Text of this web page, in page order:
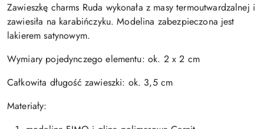
Zawieszkę charms Ruda wykonała z masy termoutwardzalnej i
zawiesiła na karabińczyku. Modelina zabezpieczona jest
lakierem satynowym.
Wymiary pojedynczego elementu: ok. 2 x 2 cm
Całkowita długość zawieszki: ok. 3,5 cm
Materiały: